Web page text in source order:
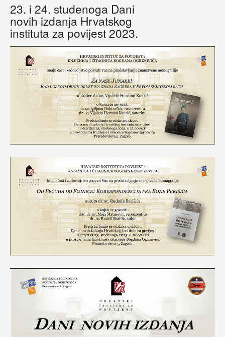
23. i 24. studenoga Dani
novih izdanja Hrvatskog
instituta za povijest 2023.